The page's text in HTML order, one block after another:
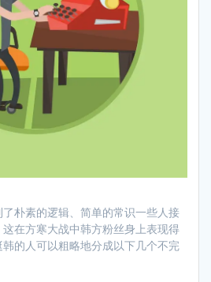
朴素的逻辑、简单的常识一些人接
在方寒大战中韩方粉丝身上表现得
的人可以粗略地分成以下几个不完